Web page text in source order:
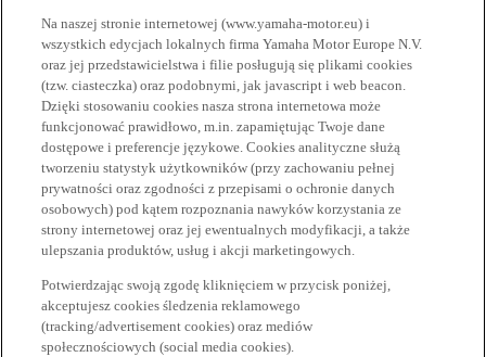
Na naszej stronie internetowej (www.yamaha-motor.eu) i
wszystkich edycjach lokalnych firma Yamaha Motor Europe N.V.
oraz jej przedstawicielstwa i filie posługują się plikami cookies
(tzw. ciasteczka) oraz podobnymi, jak javascript i web beacon.
Dzięki stosowaniu cookies nasza strona internetowa może
funkcjonować prawidłowo, m.in. zapamiętując Twoje dane
dostępowe i preferencje językowe. Cookies analityczne służą
tworzeniu statystyk użytkowników (przy zachowaniu pełnej
prywatności oraz zgodności z przepisami o ochronie danych
osobowych) pod kątem rozpoznania nawyków korzystania ze
strony internetowej oraz jej ewentualnych modyfikacji, a także
ulepszania produktów, usług i akcji marketingowych.
Potwierdzając swoją zgodę kliknięciem w przycisk poniżej,
akceptujesz cookies śledzenia reklamowego
(tracking/advertisement cookies) oraz mediów
społecznościowych (social media cookies).